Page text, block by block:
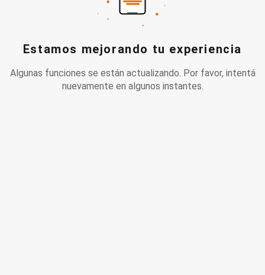
Estamos mejorando tu experiencia
Algunas funciones se están actualizando. Por favor, intentá
nuevamente en algunos instantes.